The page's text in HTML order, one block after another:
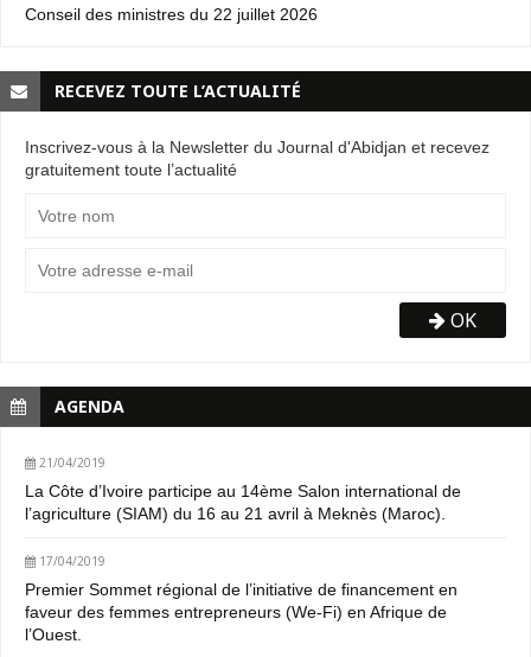
Conseil des ministres du 22 juillet 2026
RECEVEZ TOUTE L’ACTUALITÉ
Inscrivez-vous à la Newsletter du Journal d'Abidjan et recevez
gratuitement toute l’actualité
OK
AGENDA
21/04/2019
La Côte d’Ivoire participe au 14ème Salon international de
l’agriculture (SIAM) du 16 au 21 avril à Meknès (Maroc).
17/04/2019
Premier Sommet régional de l’initiative de financement en
faveur des femmes entrepreneurs (We-Fi) en Afrique de
l’Ouest.